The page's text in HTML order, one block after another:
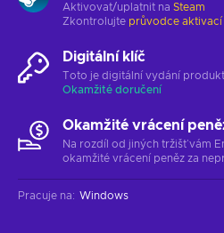
Aktivovat/uplatnit na Steam
Zkontrolujte průvodce aktivací
Digitální klíč
Toto je digitální vydání
Okamžité doručení
Okamžité vrácení
Na rozdíl od jiných tržišť vám
okamžité vrácení peněz za
Pracuje na: Windows